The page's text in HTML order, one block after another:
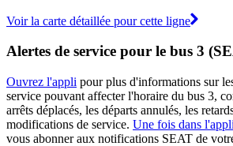
Voir la carte détaillée pour cette ligne
Alertes de service pour le bus 3
Ouvrez l'appli pour plus d'informations sur
service pouvant affecter l'horaire du bus 3,
arrêts déplacés, les départs annulés, les
modifications de service. Une fois dans l'appli
vous abonner aux notifications SEAT de